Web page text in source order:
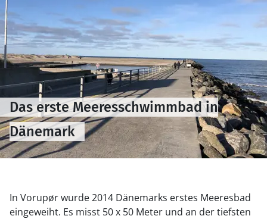
Das erste Meeresschwimmbad in
Dänemark
In Vorupør wurde 2014 Dänemarks erstes Meeresbad
eingeweiht. Es misst 50 x 50 Meter und an der tiefsten